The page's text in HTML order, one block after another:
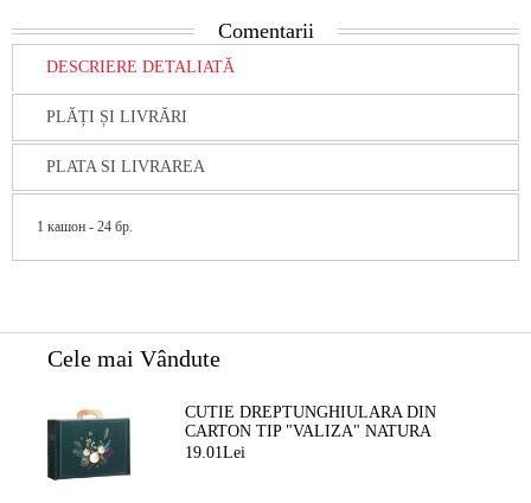
Comentarii
DESCRIERE DETALIATĂ
PLĂȚI ȘI LIVRĂRI
PLATA SI LIVRAREA
1 кашон - 24 бр.
Cele mai Vândute
CUTIE DREPTUNGHIULARA DIN
CARTON TIP "VALIZA" NATURA
FERMECATA VERDE/AURIE, 34,2 X
19.01Lei